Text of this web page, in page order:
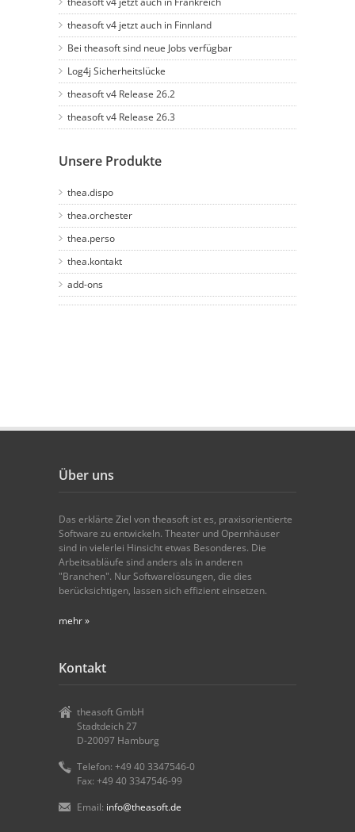
theasoft v4 jetzt auch in Finnland
Bei theasoft sind neue Jobs verfügbar
Log4j Sicherheitslücke
theasoft v4 Release 26.2
theasoft v4 Release 26.3
Unsere Produkte
thea.dispo
thea.orchester
thea.perso
thea.kontakt
add-ons
Über uns
Das erklärte Ziel von theasoft ist es, praxisorientierte
Software zu entwickeln. Theater und Opernhäuser
sind in vielerlei Hinsicht etwas Besonderes. Die
Arbeitsabläufe sind anders als in anderen
"Branchen". Nur Softwarelösungen, die dies
berücksichtigen, lassen sich effizient einsetzen.
mehr »
Kontakt
theasoft GmbH
Stadtdeich 27
D-20097 Hamburg
Telefon: +49 40 3347546-0
Fax: +49 40 3347546-99
Email: info@theasoft.de